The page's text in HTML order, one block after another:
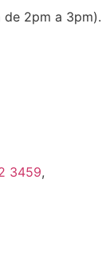
de 2pm a 3pm).
3459,